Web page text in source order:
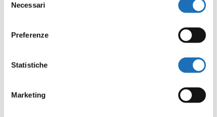
delNecessari
Preferenze
Statistiche
Marketing